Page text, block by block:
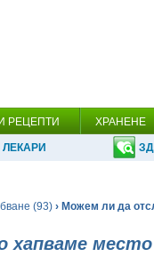
РЕЦЕПТИ ХРАНЕНЕ
ЛЕКАРИ
(93) › Можем ли да
место